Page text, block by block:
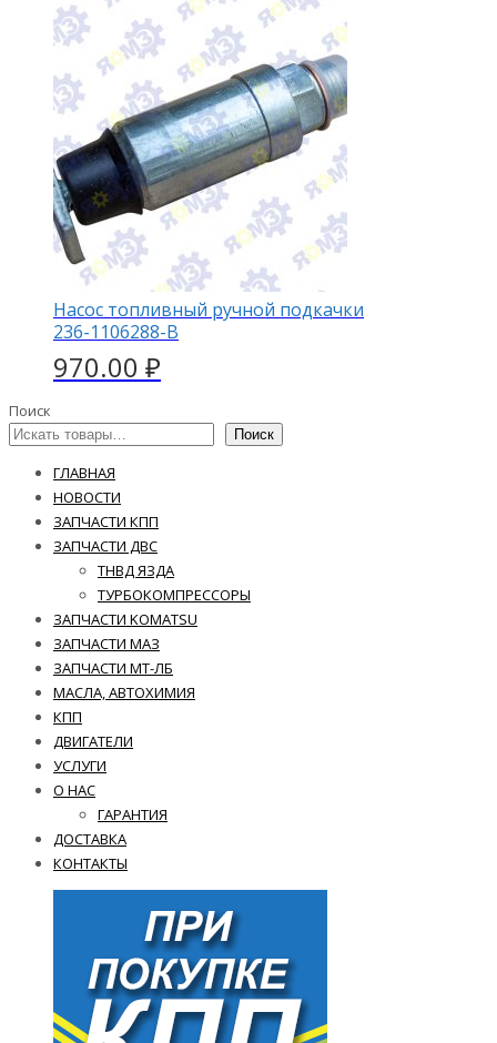
Насос топливный ручной подкачки
236-1106288-В
970.00 ₽
Поиск
Поиск
ГЛАВНАЯ
НОВОСТИ
ЗАПЧАСТИ КПП
ЗАПЧАСТИ ДВС
ТНВД ЯЗДА
ТУРБОКОМПРЕССОРЫ
ЗАПЧАСТИ KOMATSU
ЗАПЧАСТИ МАЗ
ЗАПЧАСТИ МТ-ЛБ
МАСЛА, АВТОХИМИЯ
КПП
ДВИГАТЕЛИ
УСЛУГИ
О НАС
ГАРАНТИЯ
ДОСТАВКА
КОНТАКТЫ